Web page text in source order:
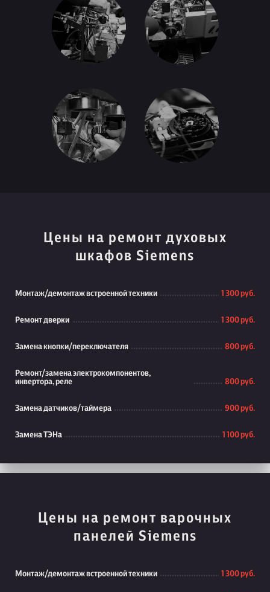
Цены на ремонт духовых
шкафов Siemens
Монтаж/демонтаж встроенной техники 1 300 руб.
Ремонт дверки 1 300 руб.
Замена кнопки/переключателя 800 руб.
Ремонт/замена электрокомпонентов,
инвертора, реле
800 руб.
Замена датчиков/таймера 900 руб.
Замена ТЭНа 1 100 руб.
Цены на ремонт варочных
панелей Siemens
Монтаж/демонтаж встроенной техники 1 300 руб.